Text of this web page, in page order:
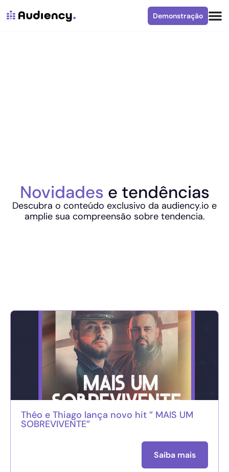
Demonstração
Novidades e tendências
Descubra o conteúdo exclusivo da audiency.io e
amplie sua compreensão sobre tendencia.
Théo e Thiago lança novo hit ” MAIS UM
SOBREVIVENTE”
Saiba mais